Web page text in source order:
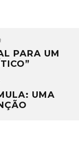
PARA UM
UMA